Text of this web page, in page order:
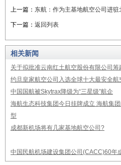
上一篇： 东航：作为主基地航空公司进
下一篇： 返回列表
相关新闻
关于拟批准云南红土航空股份有限公司筹
约旦皇家航空公司入选全球十大最安全航
中国国航被Skytrax降级为“三星级”航企
海航生态科技集团今日挂牌成立 海航集团
型
成都新机场将有几家基地航空公司?
中国民航机场建设集团公司(CACC)60年